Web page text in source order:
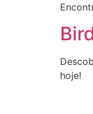
hoje!